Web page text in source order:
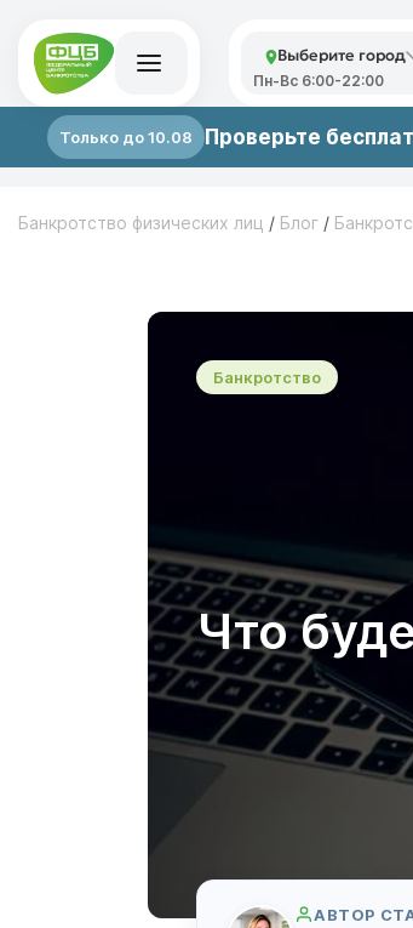
Выберите город
Пн-Вс 6:00-22:00
Только до 10.08 Проверьте
Банкротство физических лиц / Блог /
Банкротство
Что
АВТОР